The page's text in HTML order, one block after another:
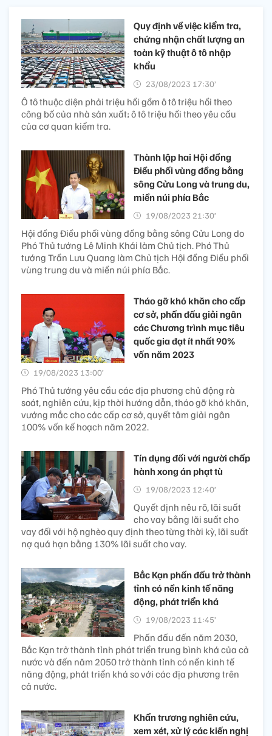
Quy định về việc kiểm tra,
chứng nhận chất lượng an
toàn kỹ thuật ô tô nhập
khẩu
23/08/2023 17:30’
Ô tô thuộc diện phải triệu hồi gồm ô tô triệu hồi theo
công bố của nhà sản xuất; ô tô triệu hồi theo yêu cầu
của cơ quan kiểm tra.
Thành lập hai Hội đồng
Điều phối vùng đồng bằng
sông Cửu Long và trung du,
miền núi phía Bắc
19/08/2023 21:30’
Hội đồng Điều phối vùng đồng bằng sông Cửu Long do
Phó Thủ tướng Lê Minh Khái làm Chủ tịch. Phó Thủ
tướng Trần Lưu Quang làm Chủ tịch Hội đồng Điều phối
vùng trung du và miền núi phía Bắc.
Tháo gỡ khó khăn cho cấp
cơ sở, phấn đấu giải ngân
các Chương trình mục tiêu
quốc gia đạt ít nhất 90%
vốn năm 2023
19/08/2023 13:00’
Phó Thủ tướng yêu cầu các địa phương chủ động rà
soát, nghiên cứu, kịp thời hướng dẫn, tháo gỡ khó khăn,
vướng mắc cho các cấp cơ sở, quyết tâm giải ngân
100% vốn kế hoạch năm 2022.
Tín dụng đối với người chấp
hành xong án phạt tù
19/08/2023 12:40’
Quyết định nêu rõ, lãi suất
cho vay bằng lãi suất cho
vay đối với hộ nghèo quy định theo từng thời kỳ, lãi suất
nợ quá hạn bằng 130% lãi suất cho vay.
Bắc Kạn phấn đấu trở thành
tỉnh có nền kinh tế năng
động, phát triển khá
19/08/2023 11:45’
Phấn đấu đến năm 2030,
Bắc Kạn trở thành tỉnh phát triển trung bình khá của cả
nước và đến năm 2050 trở thành tỉnh có nền kinh tế
năng động, phát triển khá so với các địa phương trên
cả nước.
Khẩn trương nghiên cứu,
xem xét, xử lý các kiến nghị